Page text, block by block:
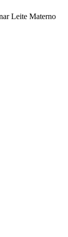
Leite Materno